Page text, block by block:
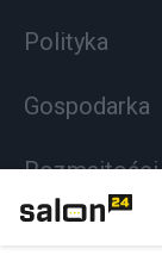
Polityka
Gospodarka
Rozmaitości